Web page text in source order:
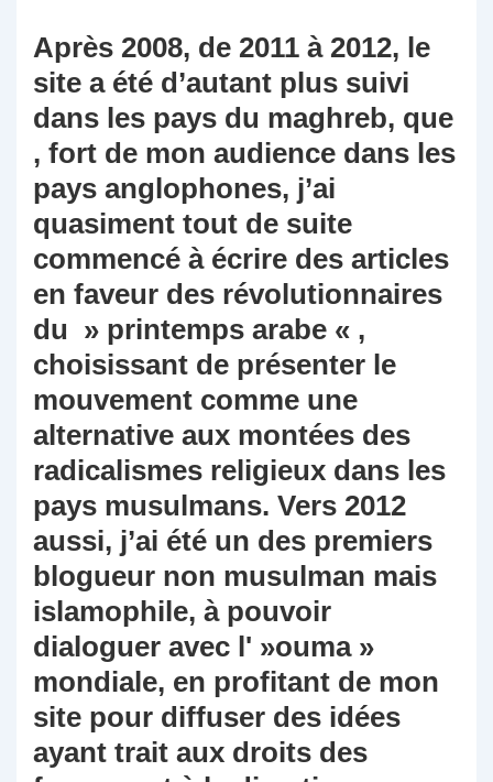
Après 2008, de 2011 à 2012, le
site a été d’autant plus suivi
dans les pays du maghreb, que
, fort de mon audience dans les
pays anglophones, j’ai
quasiment tout de suite
commencé à écrire des articles
en faveur des révolutionnaires
du » printemps arabe « ,
choisissant de présenter le
mouvement comme une
alternative aux montées des
radicalismes religieux dans les
pays musulmans. Vers 2012
aussi, j’ai été un des premiers
blogueur non musulman mais
islamophile, à pouvoir
dialoguer avec l' »ouma »
mondiale, en profitant de mon
site pour diffuser des idées
ayant trait aux droits des